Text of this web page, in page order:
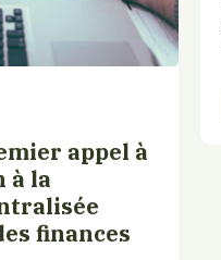
appel à
à la
finances